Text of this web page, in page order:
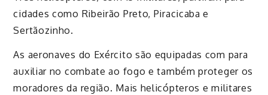
cidades como Ribeirão Preto, Piracicaba e
Sertãozinho.
As aeronaves do Exército são equipadas com para
auxiliar no combate ao fogo e também proteger os
moradores da região. Mais helicópteros e militares